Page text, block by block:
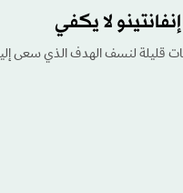
لا يكفي
قليلة لنسف الهدف الذي سعى